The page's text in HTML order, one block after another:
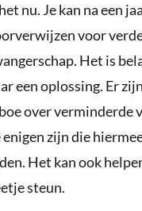
nu. Je kan na een
voor
Het is
een oplossing. Er
over verminderde
enigen zijn die
Het kan ook
steun.